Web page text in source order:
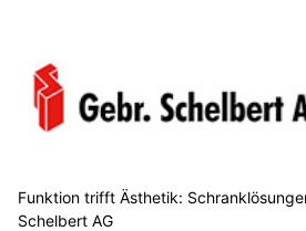
Funktion trifft Ästhetik:
Schelbert AG